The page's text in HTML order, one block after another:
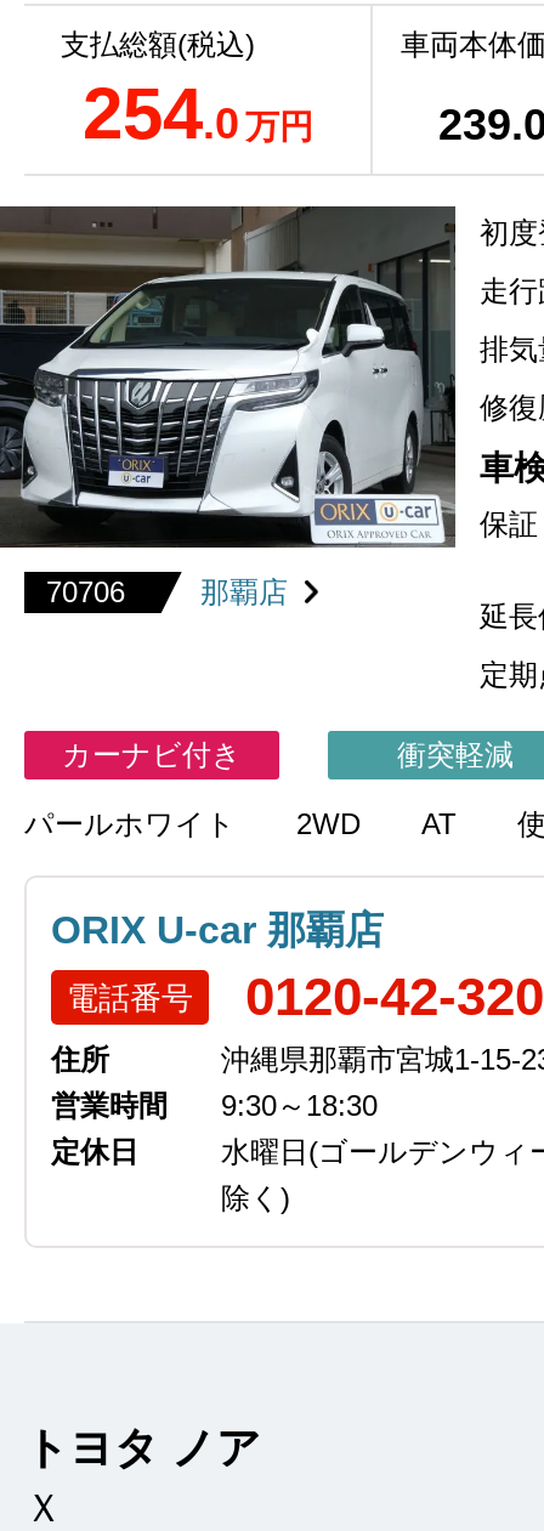
支払総額(税込)
254.0万円
車両本体
239
70706 那覇店
初
走
排気
修復
車
保証
延
定
カーナビ付き 衝突軽減
パールホワイト 2WD AT
ORIX U-car 那覇店
電話番号 0120-42-
住所
沖縄県那覇市宮城1-15-
営業時間
9:30～18:30
定休日
水曜日 (ゴールデンウィ
除く)
トヨタ ノア
Ｘ